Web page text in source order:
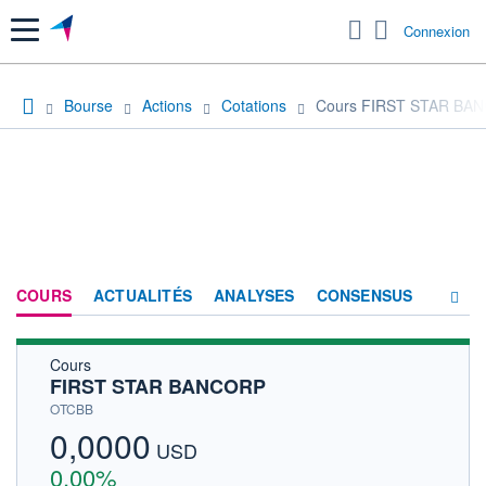
Menu Connexion
Bourse Actions Cotations Cours FIRST STAR
COURS ACTUALITÉS ANALYSES CONSENSUS
Cours
FIRST STAR BANCORP
OTCBB
0,0000 USD
0,00%